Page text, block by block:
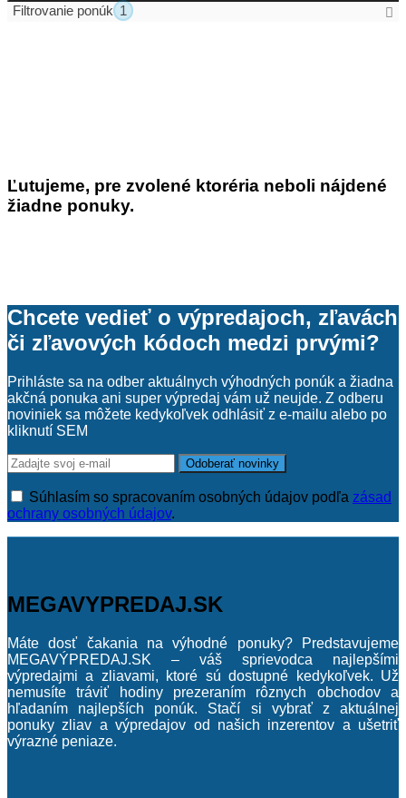
Filtrovanie ponúk 1
B-komplex(1)
Betakarotén
Cena od:
Cena do:
Farba produktu
Viac
Značka produktu
Adelle Davis(2)
Allnature (7)
Obchody :
Zobraziť (0
Ľutujeme, pre zvolené ktoréria neboli nájdené
žiadne ponuky.
Chcete vedieť o výpredajoch, zľavách
či zľavových kódoch medzi prvými?
Prihláste sa na odber aktuálnych výhodných ponúk a žiadna
akčná ponuka ani super výpredaj vám už neujde. Z odberu
noviniek sa môžete kedykoľvek odhlásiť z e-mailu alebo po
kliknutí SEM
Súhlasím so spracovaním osobných údajov podľa zásad
ochrany osobných údajov.
MEGAVYPREDAJ.SK
Máte dosť čakania na výhodné ponuky? Predstavujeme
MEGAVÝPREDAJ.SK – váš sprievodca najlepšími
výpredajmi a zliavami, ktoré sú dostupné kedykoľvek. Už
nemusíte tráviť hodiny prezeraním rôznych obchodov a
hľadaním najlepších ponúk. Stačí si vybrať z aktuálnej
ponuky zliav a výpredajov od našich inzerentov a ušetriť
výrazné peniaze.